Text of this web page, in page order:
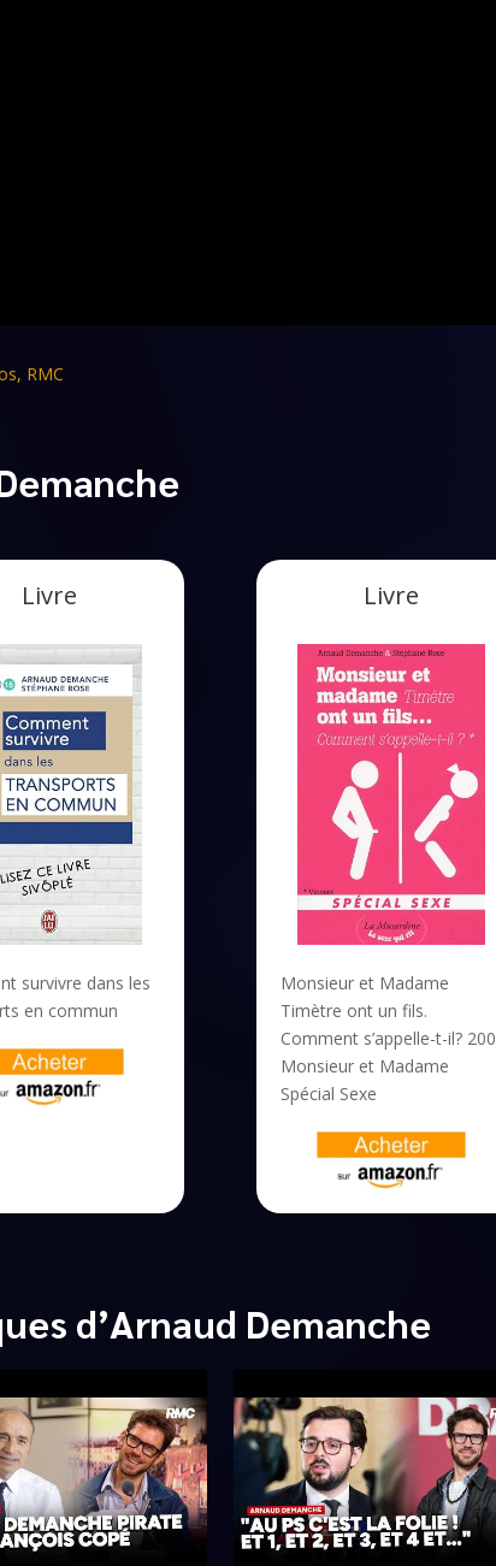
, RMC
Livre
survivre dans les
en commun
Livre
Monsieur et Madame
Timètre ont un fils.
Comment s’appelle-t-il? 200
Monsieur et Madame
Spécial Sexe
d’Arnaud Demanche